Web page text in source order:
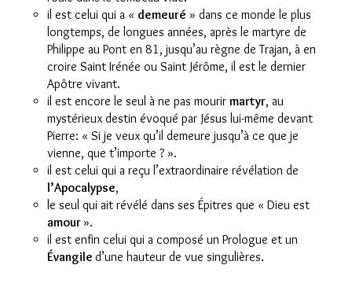
il est celui qui a « demeuré » dans ce monde le plus
longtemps, de longues années, après le martyre de
Philippe au Pont en 81, jusqu’au règne de Trajan, à en
croire Saint Irénée ou Saint Jérôme, il est le dernier
Apôtre vivant.
il est encore le seul à ne pas mourir martyr, au
mystérieux destin évoqué par Jésus lui-même devant
Pierre: « Si je veux qu’il demeure jusqu’à ce que je
vienne, que t’importe ? ».
il est celui qui a reçu l’extraordinaire révélation de
l’Apocalypse,
le seul qui ait révélé dans ses Épitres que « Dieu est
amour ».
il est enfin celui qui a composé un Prologue et un
Évangile d’une hauteur de vue singulières.